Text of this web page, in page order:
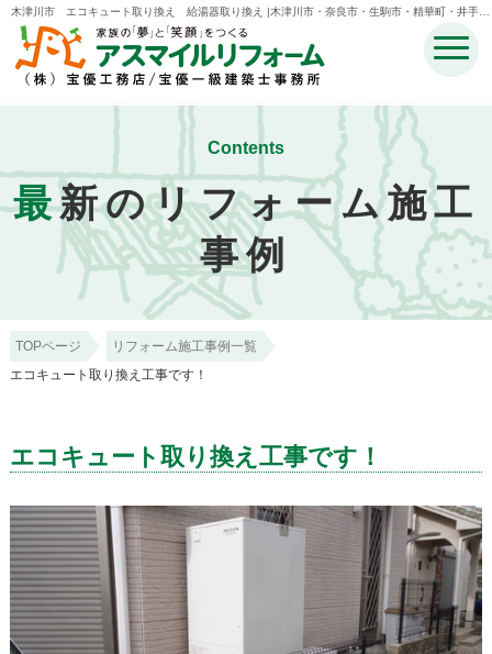
木津川市 エコキュート取り換え 給湯器取り換え |木津川市・奈良市・生駒市・精華町・井手町
のリフォームのことなら宝優工務店アスマイルリフォーム
Contents
最新のリフォーム施工
事例
TOPページ
リフォーム施工事例一覧
エコキュート取り換え工事です！
エコキュート取り換え工事です！